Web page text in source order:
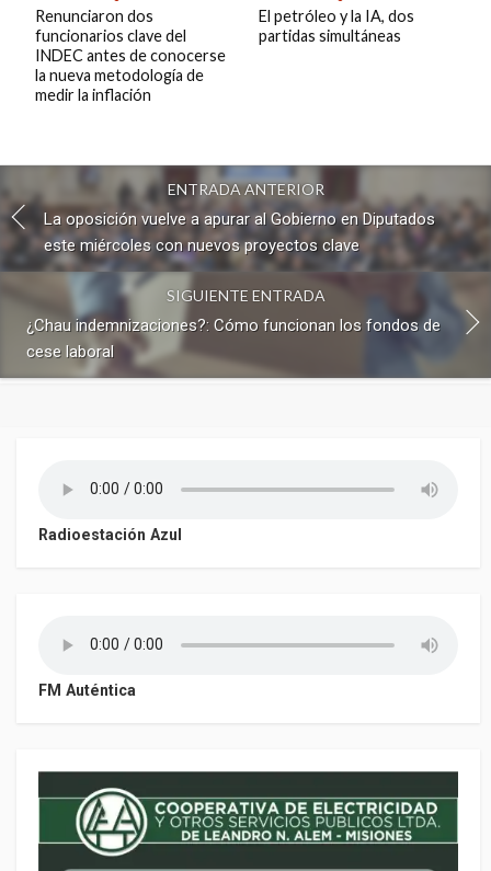
Renunciaron dos
funcionarios clave del
INDEC antes de conocerse
la nueva metodología de
medir la inflación
El petróleo y la IA, dos
partidas simultáneas
ENTRADA ANTERIOR
La oposición vuelve a apurar al Gobierno en Diputados
este miércoles con nuevos proyectos clave
SIGUIENTE ENTRADA
¿Chau indemnizaciones?: Cómo funcionan los fondos de
cese laboral
Radioestación Azul
FM Auténtica